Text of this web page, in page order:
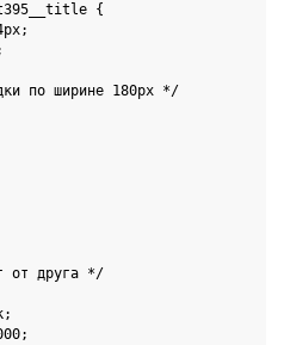
{
по ширине 180px */
от друга */